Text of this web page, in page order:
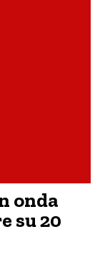
onda
su 20